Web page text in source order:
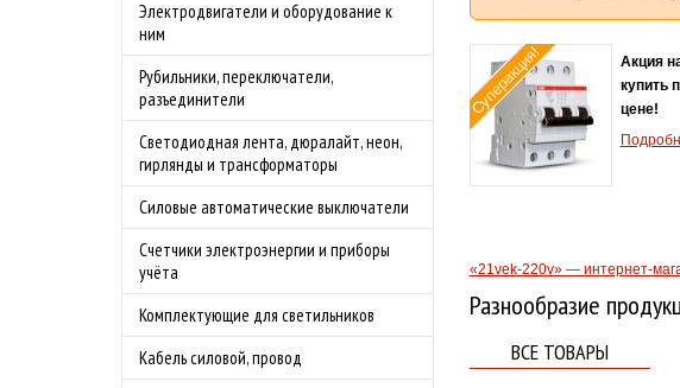
Электродвигатели и оборудование к
ним
Рубильники, переключатели,
разъединители
Светодиодная лента, дюралайт, неон,
гирлянды и трансформаторы
Силовые автоматические выключатели
Счетчики электроэнергии и приборы
учёта
Комплектующие для светильников
Кабель силовой, провод
Суперакция!
Акция
купить
цене!
«21vek-220v» — интернет-
Разнообразие
ВСЕ ТОВАРЫ